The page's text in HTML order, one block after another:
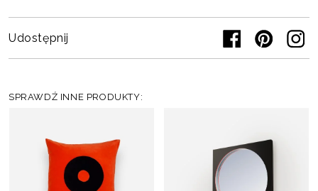
Udostępnij
SPRAWDŹ INNE PRODUKTY: